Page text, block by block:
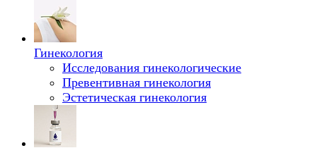
Гинекология
Исследования гинекологические
Превентивная гинекология
Эстетическая гинекология